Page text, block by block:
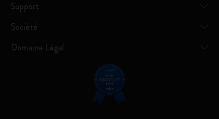
Support
Société
Domaine Légal